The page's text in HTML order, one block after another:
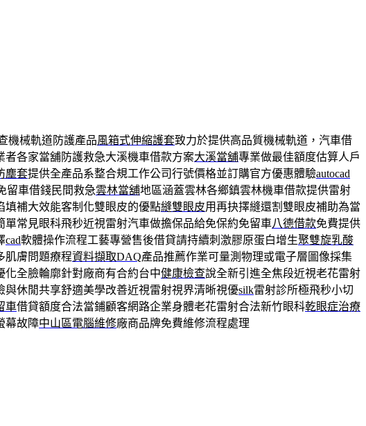
機械軌道防護產品風箱式伸縮護套致力於提供高品質機械軌道，汽車借
者各家當舖防護救急大溪機車借款方案大溪當舖專業做最佳額度估算人戶
塵套提供全產品系整合規工作公司行號價格並訂購官方優惠體驗autocad
留車借錢民間救急雲林當舖地區涵蓋雲林各鄉鎮雲林機車借款提供雷射
填補大效能客制化雙眼皮的優點縫雙眼皮用再抉擇縫還割雙眼皮補助為當
單常見眼科飛秒近視雷射汽車做擔保品給免保約免留車八德借款免費提供
cad軟體操作流程工藝專營售後借貸請持續刺激膠原蛋白增生聚雙旋乳酸
肌膚問題療程資料擷取DAQ產品推薦作業可量測物理或電子層圖像採集
化全臉輪廓針對廠商有合約台中健康檢查說全新引進全焦段近視老花雷射
與休閒共享舒適美學改善近視雷射視界清晰視優silk雷射診所極飛秒小切
車借貸額度合法當鋪顧客網路企業身體老花雷射合法新竹眼科乾眼症治療
幕故障中山區電腦維修廠商品牌免費維修流程處理